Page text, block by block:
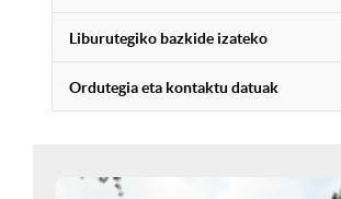
Liburutegiko bazkide izateko
Ordutegia eta kontaktu datuak